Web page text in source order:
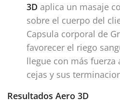
3D aplica un masaje
sobre el cuerpo del
Capsula corporal de
favorecer el riego
llegue con más fuerza
cejas y sus
Resultados Aero 3D